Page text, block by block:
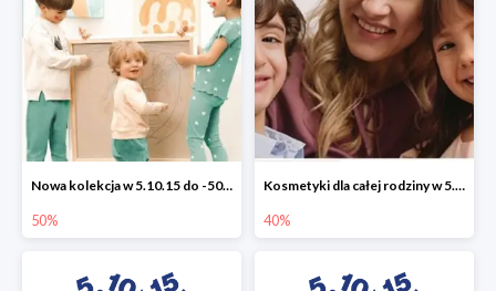
Nowa kolekcja w 5.10.15 do -50%
50%
Kosmetyki dla całej rodziny w 5.10.15 do -40%
40%